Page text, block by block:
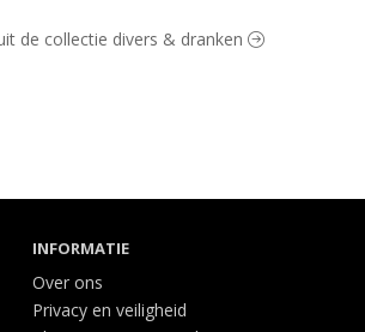
de collectie divers & dranken
INFORMATIE
Over ons
Privacy en veiligheid